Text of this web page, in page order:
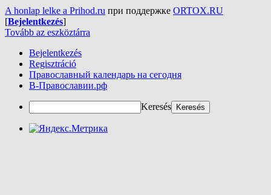
A honlap lelke a Prihod.ru при поддержке ORTOX.RU
[Bejelentkezés]
Tovább az eszköztárra
Bejelentkezés
Regisztráció
Православный календарь на сегодня
В-Православии.рф
Keresés